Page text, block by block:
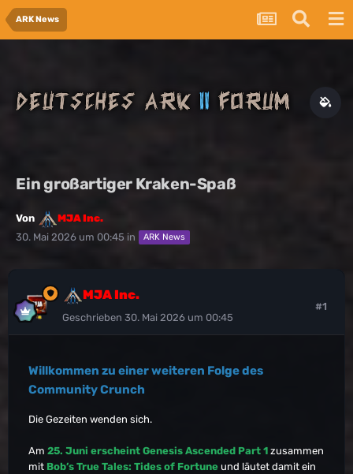
ARK News
Ein großartiger Kraken-Spaß
Von
MJA Inc.
30. Mai 2026 um 00:45 in ARK News
MJA Inc.
Geschrieben 30. Mai 2026 um 00:45
#1
Willkommen zu einer weiteren Folge des
Community Crunch
Die Gezeiten wenden sich.
Am 25. Juni erscheint Genesis Ascended Part 1 zusammen
mit Bob’s True Tales: Tides of Fortune und läutet damit ein